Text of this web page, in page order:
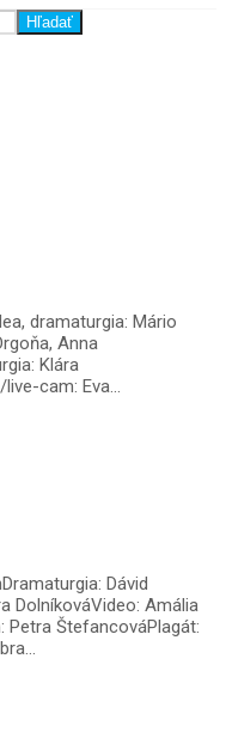
Hľadať
dramaturgia: Mário
Anna
Klára
cam: Eva...
Dávid
DolníkováVideo: Amália
Petra ŠtefancováPlagát: